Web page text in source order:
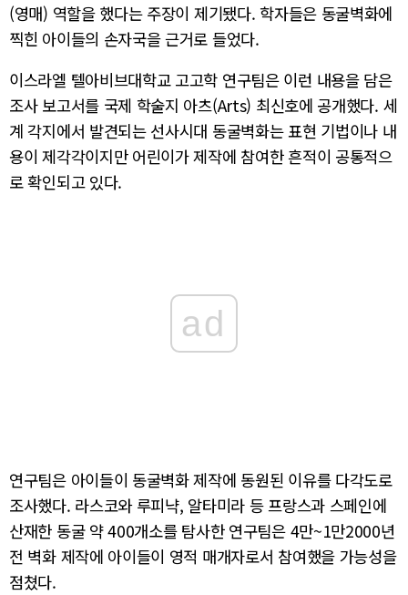
(영매) 역할을 했다는 주장이 제기됐다. 학자들은 동굴벽화에
찍힌 아이들의 손자국을 근거로 들었다.
이스라엘 텔아비브대학교 고고학 연구팀은 이런 내용을 담은
조사 보고서를 국제 학술지 아츠(Arts) 최신호에 공개했다. 세
계 각지에서 발견되는 선사시대 동굴벽화는 표현 기법이나 내
용이 제각각이지만 어린이가 제작에 참여한 흔적이 공통적으
로 확인되고 있다.
ad
연구팀은 아이들이 동굴벽화 제작에 동원된 이유를 다각도로
조사했다. 라스코와 루피냑, 알타미라 등 프랑스과 스페인에
산재한 동굴 약 400개소를 탐사한 연구팀은 4만~1만2000년
전 벽화 제작에 아이들이 영적 매개자로서 참여했을 가능성을
점쳤다.